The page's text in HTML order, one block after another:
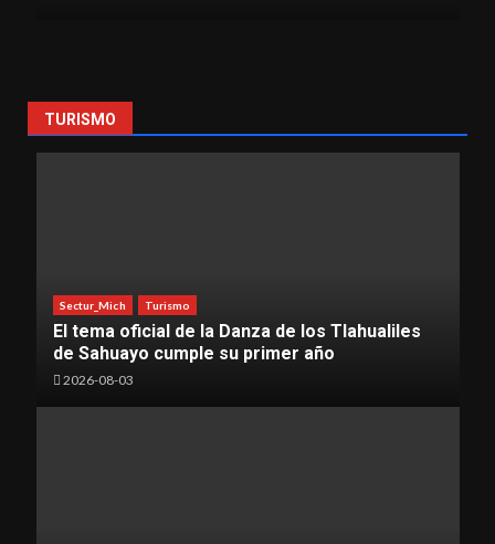
TURISMO
Sectur_Mich Turismo
El tema oficial de la Danza de los Tlahualiles
de Sahuayo cumple su primer año
2026-08-03